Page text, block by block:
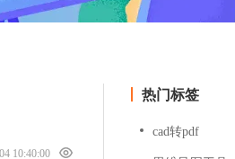
10:40:00
热门标签
cad转pdf